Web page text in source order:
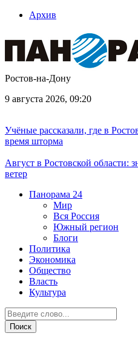
Архив
Ростов-на-Дону
9 августа 2026, 09:20
Учёные рассказали, где в
время шторма
Август в Ростовской области:
ветер
Панорама 24
Мир
Вся Россия
Южный регион
Блоги
Политика
Экономика
Общество
Власть
Культура